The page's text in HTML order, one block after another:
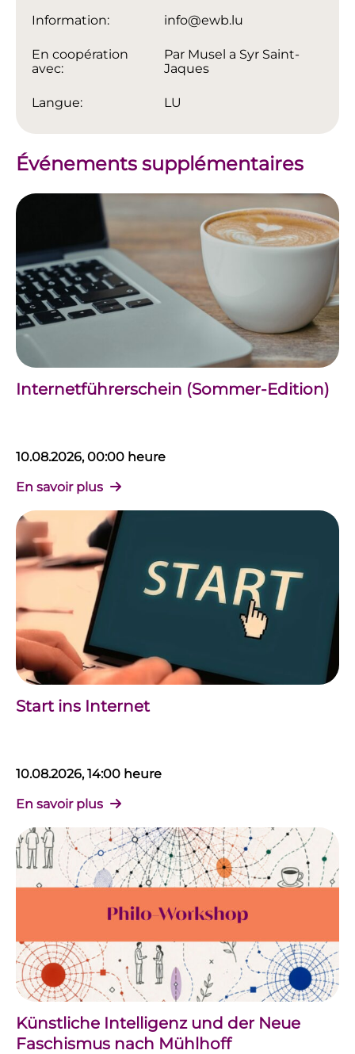
Information: info@ewb.lu
En coopération
avec:
Par Musel a Syr Saint-
Jaques
Langue: LU
Événements supplémentaires
Internetführerschein (Sommer-Edition)
10.08.2026, 00:00 heure
En savoir plus
Start ins Internet
10.08.2026, 14:00 heure
En savoir plus
Künstliche Intelligenz und der Neue
Faschismus nach Mühlhoff